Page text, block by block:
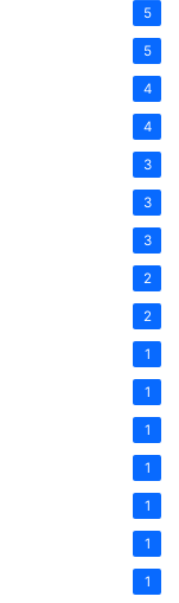
5
5
4
4
3
3
3
2
2
1
1
1
1
1
1
1